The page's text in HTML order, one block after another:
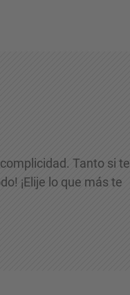
Tanto si te
¡Elije lo que más te